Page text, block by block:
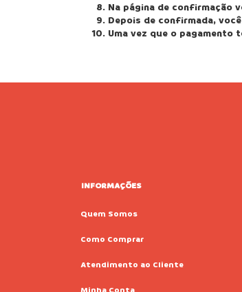
Na página de confirmação
Depois de confirmada,
Uma vez que o pagamento
INFORMAÇÕES
Quem Somos
Como Comprar
Atendimento ao Cliente